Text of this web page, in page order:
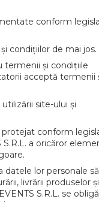
conform
condițiilor de mai jos.
termenii și condițiile
acceptă termenii
site-ului și
protejat conform
a oricăror
datele lor personale
livrării produselor și
S.R.L. se